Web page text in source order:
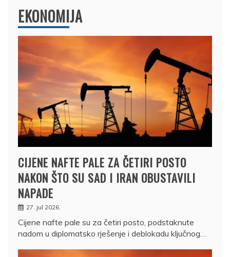
EKONOMIJA
CIJENE NAFTE PALE ZA ČETIRI POSTO
NAKON ŠTO SU SAD I IRAN OBUSTAVILI
NAPADE
27. jul 2026.
Cijene nafte pale su za četiri posto, podstaknute
nadom u diplomatsko rješenje i deblokadu ključnog…